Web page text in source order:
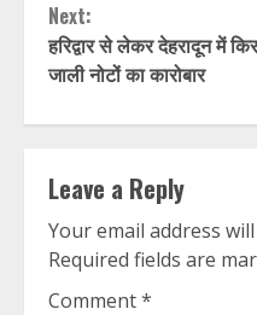
Next:
हरिद्वार से लेकर देहरादून में
जाली नोटों का कारोबार
Leave a Reply
Your email address
Required fields are
Comment*